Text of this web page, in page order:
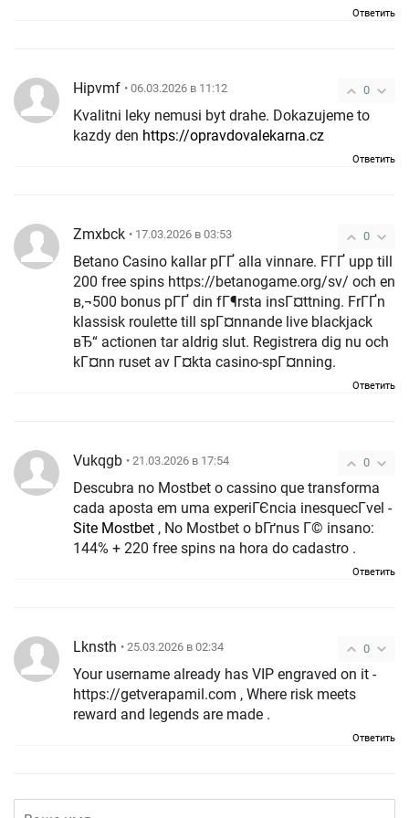
Ответить
0
Hipvmf • 06.03.2026 в 11:12
Kvalitni leky nemusi byt drahe. Dokazujeme to
kazdy den https://opravdovalekarna.cz
Ответить
0
Zmxbck • 17.03.2026 в 03:53
Betano Casino kallar pГҐ alla vinnare. FГҐ upp till
200 free spins https://betanogame.org/sv/ och en
в‚¬500 bonus pГҐ din fГ¶rsta insГ¤ttning. FrГҐn
klassisk roulette till spГ¤nnande live blackjack
вЂ“ actionen tar aldrig slut. Registrera dig nu och
kГ¤nn ruset av Г¤kta casino-spГ¤nning.
Ответить
0
Vukqgb • 21.03.2026 в 17:54
Descubra no Mostbet o cassino que transforma
cada aposta em uma experiГЄncia inesquecГ­vel -
Site Mostbet , No Mostbet o bГґnus Г© insano:
144% + 220 free spins na hora do cadastro .
Ответить
0
Lknsth • 25.03.2026 в 02:34
Your username already has VIP engraved on it -
https://getverapamil.com , Where risk meets
reward and legends are made .
Ответить